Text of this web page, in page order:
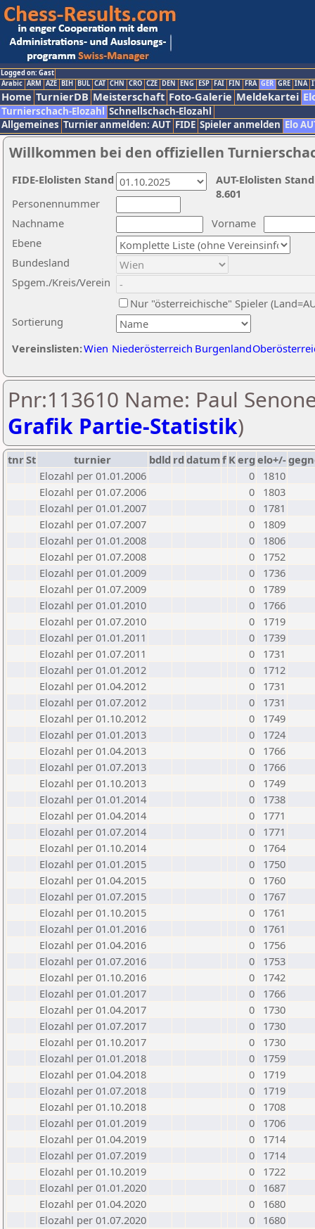
Logged on: Gast
Arabic ARM AZE BIH BUL CAT CHN CRO CZE DEN ENG ESP FAI FIN FRA GER GRE INA
Home TurnierDB Meisterschaft Foto-Galerie Meldekartei
Turnierschach-Elozahl Schnellschach-Elozahl
Allgemeines Turnier anmelden: AUT FIDE Spieler anmelden Elo
Willkommen bei den offiziellen
Nachname
Vorname
Ebene
Sortierung
Personennummer
Bundesland
Spgem./Kreis/Verein
Nur "österreichische" Spieler
Vereinslisten:Wien Niederösterreich Burgenland
AUT-Elolisten
8.601
FIDE-Elolisten Stand
Pnr:113610 Name: Paul
Grafik Partie-Statistik)
tnrSt turnier bdld rd datumf Kerg elo+/-
Elozahl per 01.01.2006
0
1810
Elozahl per 01.07.2006
0
1803
Elozahl per 01.01.2007
0
1781
Elozahl per 01.07.2007
0
1809
Elozahl per 01.01.2008
0
1806
Elozahl per 01.07.2008
0
1752
Elozahl per 01.01.2009
0
1736
Elozahl per 01.07.2009
0
1789
Elozahl per 01.01.2010
0
1766
Elozahl per 01.07.2010
0
1719
Elozahl per 01.01.2011
0
1739
Elozahl per 01.07.2011
0
1731
Elozahl per 01.01.2012
0
1712
Elozahl per 01.04.2012
0
1731
Elozahl per 01.07.2012
0
1731
Elozahl per 01.10.2012
0
1749
Elozahl per 01.01.2013
0
1724
Elozahl per 01.04.2013
0
1766
Elozahl per 01.07.2013
0
1766
Elozahl per 01.10.2013
0
1749
Elozahl per 01.01.2014
0
1738
Elozahl per 01.04.2014
0
1771
Elozahl per 01.07.2014
0
1771
Elozahl per 01.10.2014
0
1764
Elozahl per 01.01.2015
0
1750
Elozahl per 01.04.2015
0
1760
Elozahl per 01.07.2015
0
1767
Elozahl per 01.10.2015
0
1761
Elozahl per 01.01.2016
0
1761
Elozahl per 01.04.2016
0
1756
Elozahl per 01.07.2016
0
1753
Elozahl per 01.10.2016
0
1742
Elozahl per 01.01.2017
0
1766
Elozahl per 01.04.2017
0
1730
Elozahl per 01.07.2017
0
1730
Elozahl per 01.10.2017
0
1730
Elozahl per 01.01.2018
0
1759
Elozahl per 01.04.2018
0
1719
Elozahl per 01.07.2018
0
1719
Elozahl per 01.10.2018
0
1708
Elozahl per 01.01.2019
0
1706
Elozahl per 01.04.2019
0
1714
Elozahl per 01.07.2019
0
1714
Elozahl per 01.10.2019
0
1722
Elozahl per 01.01.2020
0
1687
Elozahl per 01.04.2020
0
1680
Elozahl per 01.07.2020
0
1680